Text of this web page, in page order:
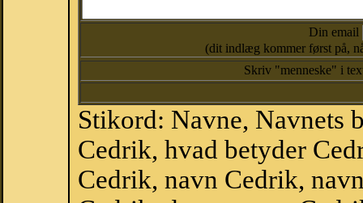
Din email
(dit indlæg kommer først på,
Skriv "menneske" i
Stikord: Navne, Navnets
Cedrik, hvad betyder
Cedrik, navn Cedrik,